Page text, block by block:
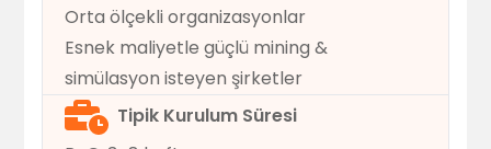
Orta ölçekli organizasyonlar
Esnek maliyetle güçlü mining &
simülasyon isteyen şirketler
Tipik Kurulum Süresi